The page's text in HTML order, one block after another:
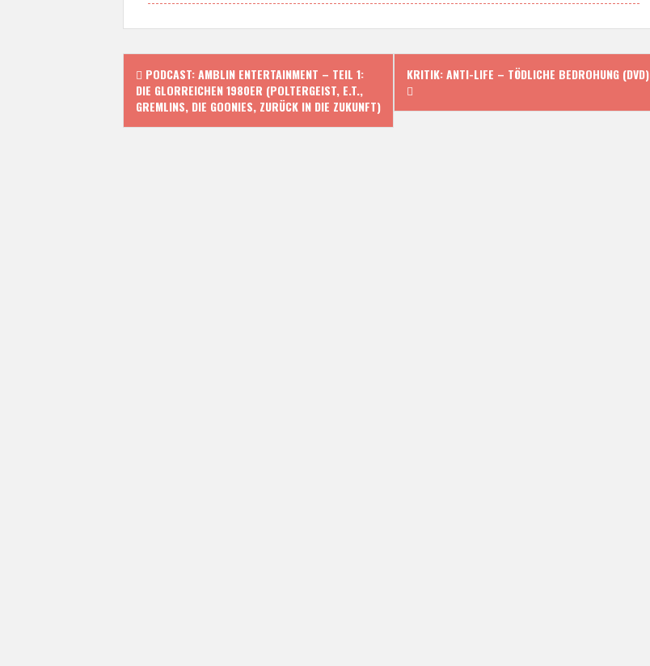
P
o
PODCAST: AMBLIN ENTERTAINMENT – TEIL 1:
DIE GLORREICHEN 1980ER (POLTERGEIST, E.T.,
GREMLINS, DIE GOONIES, ZURÜCK IN DIE ZUKUNFT)
KRITIK: ANTI-LIFE – TÖDLICHE BEDROHUNG (DVD)